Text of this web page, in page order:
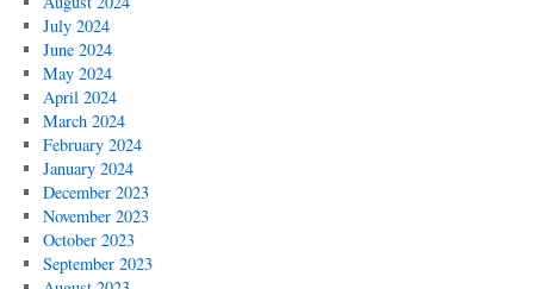
July 2024
June 2024
May 2024
April 2024
March 2024
February 2024
January 2024
December 2023
November 2023
October 2023
September 2023